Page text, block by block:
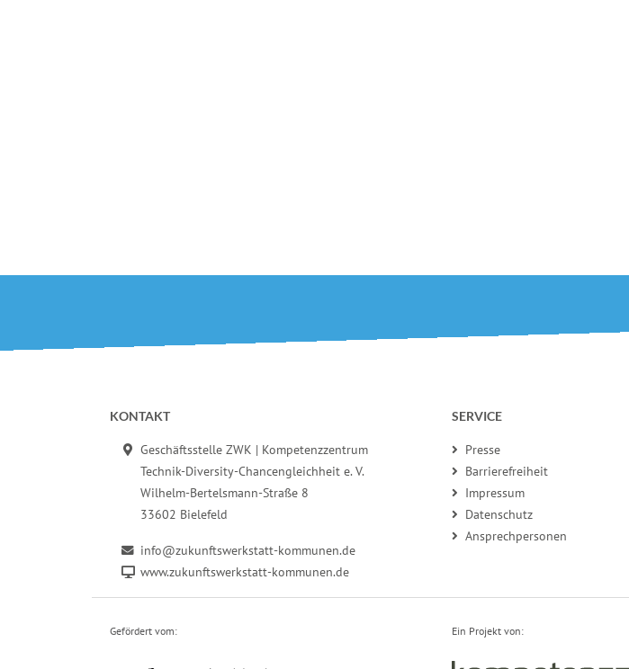
Fußbereich der Seite
KONTAKT
Geschäftsstelle ZWK | Kompetenzzentrum
Technik-Diversity-Chancengleichheit e. V.
Wilhelm-Bertelsmann-Straße 8
33602 Bielefeld
info@zukunftswerkstatt-kommunen.de
www.zukunftswerkstatt-kommunen.de
SERVICE
Presse
Barrierefreiheit
Impressum
Datenschutz
Ansprechpersonen
Gefördert vom: Ein Projekt von: